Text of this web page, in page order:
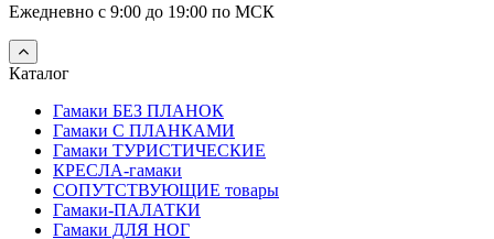
Ежедневно с 9:00 до 19:00 по МСК
Каталог
Гамаки БЕЗ ПЛАНОК
Гамаки С ПЛАНКАМИ
Гамаки ТУРИСТИЧЕСКИЕ
КРЕСЛА-гамаки
СОПУТСТВУЮЩИЕ товары
Гамаки-ПАЛАТКИ
Гамаки ДЛЯ НОГ